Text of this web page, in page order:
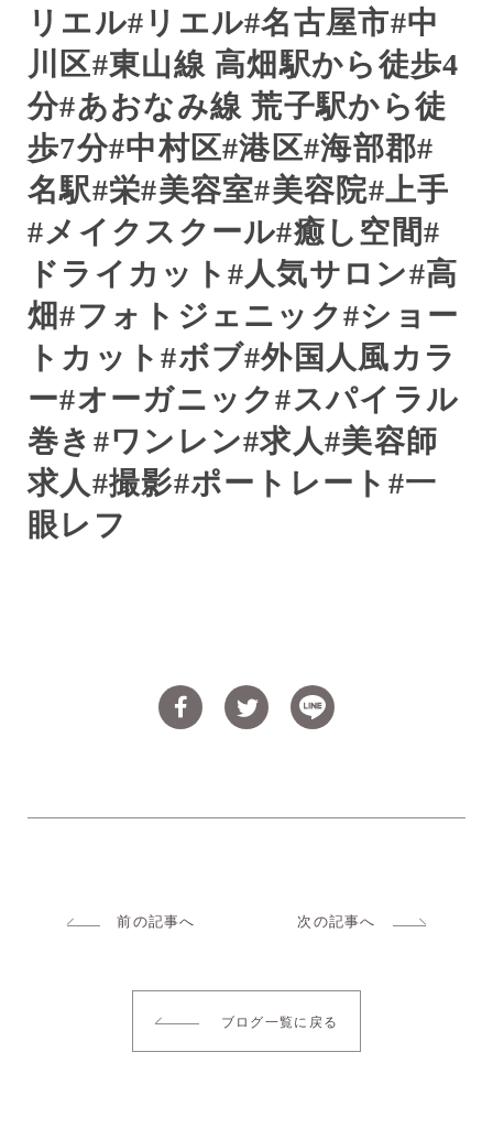
リエル# リエル#名古屋市#中
川区#東山線 高畑駅から徒歩4
分#あおなみ線 荒子駅から徒
歩7分#中村区#港区#海部郡#
名駅#栄#美容室#美容院#上手
#メイクスクール#癒し空間#
ドライカット #人気サロン#高
畑#フォトジェニック#ショー
トカット#ボブ#外国人風カラ
ー#オーガニック#スパイラル
巻き #ワンレン#求人#美容師
求人#撮影#ポートレート #一
眼レフ
前の記事へ 次の記事へ
ブログ一覧に戻る